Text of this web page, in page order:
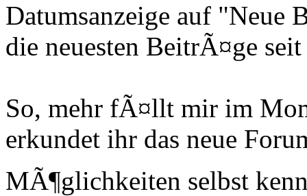
Datumsanzeige auf "Neue
die neuesten BeitrÃ¤ge
So, mehr fÃ¤llt mir im
erkundet ihr das neue
MÃ¶glichkeiten selbst